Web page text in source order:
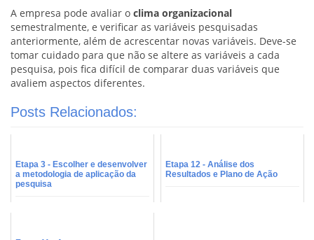
A empresa pode avaliar o clima organizacional
semestralmente, e verificar as variáveis pesquisadas
anteriormente, além de acrescentar novas variáveis. Deve-se
tomar cuidado para que não se altere as variáveis a cada
pesquisa, pois fica difícil de comparar duas variáveis que
avaliem aspectos diferentes.
Posts Relacionados:
Etapa 3 - Escolher e desenvolver
a metodologia de aplicação da
pesquisa
Etapa 12 - Análise dos
Resultados e Plano de Ação